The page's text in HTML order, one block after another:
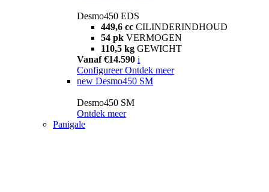
Desmo450 EDS
449,6 cc CILINDERINDHOUD
54 pk VERMOGEN
110,5 kg GEWICHT
Vanaf €14.590 i
Configureer Ontdek meer
new Desmo450 SM
Desmo450 SM
Ontdek meer
Panigale